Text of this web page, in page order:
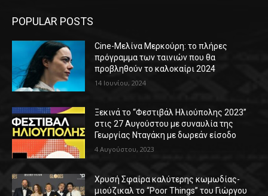
POPULAR POSTS
Cine-Μελίνα Μερκούρη: το πλήρες
πρόγραμμα των ταινιών που θα
προβληθούν το καλοκαίρι 2024
14 Ιουνίου, 2024
Ξεκινά το “Φεστιβάλ Ηλιούπολης 2023”
στις 27 Αυγούστου με συναυλία της
Γεωργίας Νταγάκη με δωρεάν είσοδο
4 Αυγούστου, 2023
Χρυσή Σφαίρα καλύτερης κωμωδίας-
μιούζικαλ το “Poor Things” του Γιώργου